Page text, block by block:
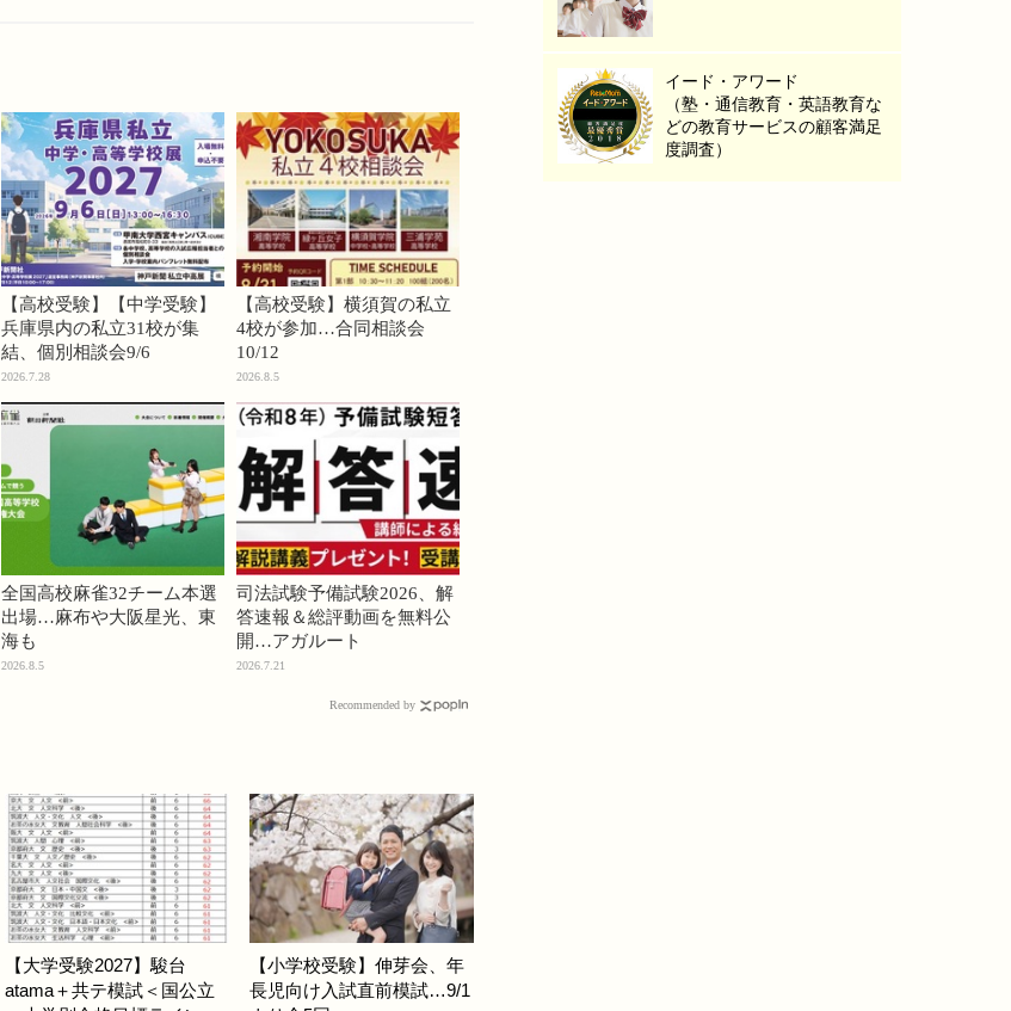
【高校受験】【中学受験】
兵庫県内の私立31校が集
結、個別相談会9/6
2026.7.28
【高校受験】横須賀の私立
4校が参加…合同相談会
10/12
2026.8.5
全国高校麻雀32チーム本選
出場…麻布や大阪星光、東
海も
2026.8.5
司法試験予備試験2026、解
答速報＆総評動画を無料公
開…アガルート
2026.7.21
Recommended by
【大学受験2027】駿台
atama＋共テ模試＜国公立
【小学校受験】伸芽会、年
長児向け入試直前模試…9/1
イード・アワード
（塾・通信教育・英語教育な
どの教育サービスの顧客満足
度調査）